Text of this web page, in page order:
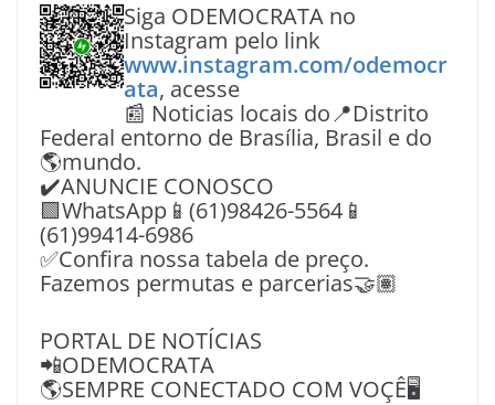
Siga ODEMOCRATA no
Instagram pelo link
www.instagram.com/odemocr
ata, acesse
📰 Noticias locais do📍Distrito
Federal entorno de Brasília, Brasil e do
🌎mundo.
✔️ANUNCIE CONOSCO
🟩WhatsApp📱(61)98426-5564📱
(61)99414-6986
✅Confira nossa tabela de preço.
Fazemos permutas e parcerias🤝🏽
PORTAL DE NOTÍCIAS
📲ODEMOCRATA
🌎SEMPRE CONECTADO COM VOÇÊ🖥️